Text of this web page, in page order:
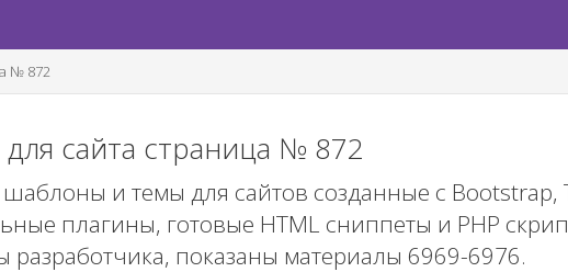
№ 872
для сайта страница № 872
и темы для сайтов созданные с Bootstrap,
плагины, готовые HTML сниппеты и PHP
разработчика, показаны материалы 6969-6976.